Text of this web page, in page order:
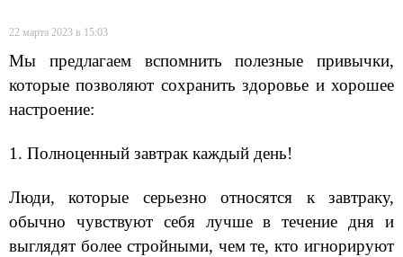
22 марта 2023 в 15:03
Мы предлагаем вспомнить полезные привычки,
которые позволяют сохранить здоровье и хорошее
настроение:
1. Полноценный завтрак каждый день!
Люди, которые серьезно относятся к завтраку,
обычно чувствуют себя лучше в течение дня и
выглядят более стройными, чем те, кто игнорируют